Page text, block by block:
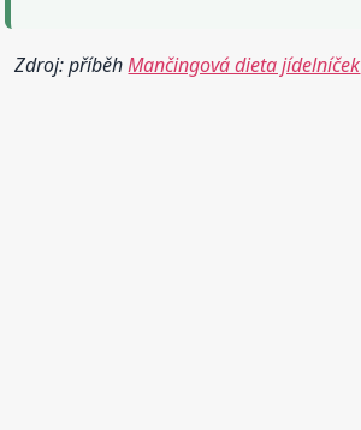
Zdroj: příběhMančingová dieta jídelníček